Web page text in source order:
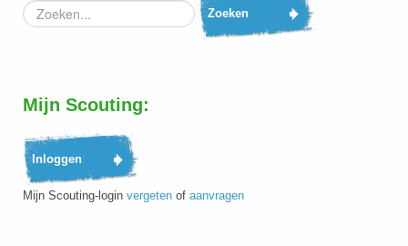
Zoeken
Mijn Scouting:
Mijn Scouting-login vergeten of aanvragen